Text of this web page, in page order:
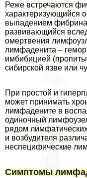
Реже встречаются
хаpaктеризующийся
выпадением
развивающийся
омертвения
лимфаденита –
имбибицией
сибирской язве или
При простой и
может принимать
лимфадените в
одиночный
рядом
и возбудителя
неспецифические
Симптомы